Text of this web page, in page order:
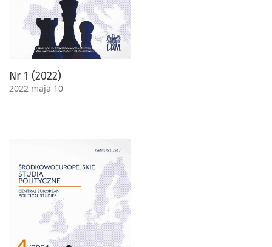
Nr 1 (2022)
2022 maja 10